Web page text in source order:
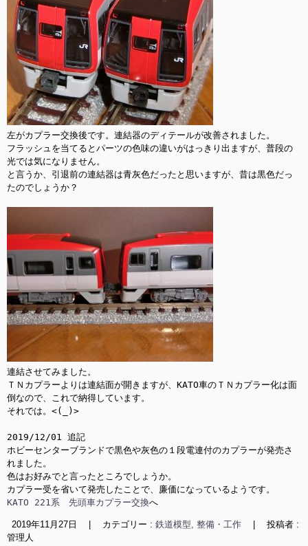
左がカプラー交換後です。連結器のディテールが改善されました。
フラッシュを当てるとパーツの色味の違いがはっきり出ますが、普段の
光では気になりません。
と言うか、引退前の連結器は青灰色だったと思いますが、昔は黒色だっ
たのでしょうか？
連結させてみました。
ＴＮカプラーよりは連結面が開きますが、KATO車のＴＮカプラー化は面
倒なので、これで納得しています。
それでは。<(_)>
2019/12/01 追記
ホビーセンターブランドで黒色や灰色の１段電連付のカプラーが発売さ
れました。
色はお好みでと言ったところでしょうか。
KATO 221系　先頭車カプラー交換へ
2019年11月27日 カテゴリー : 鉄道模型, 整備・工作
投稿者 :
管理人